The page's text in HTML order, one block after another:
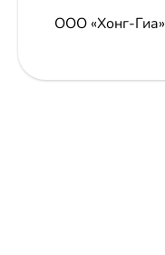
ООО «Хонг-Гиа»